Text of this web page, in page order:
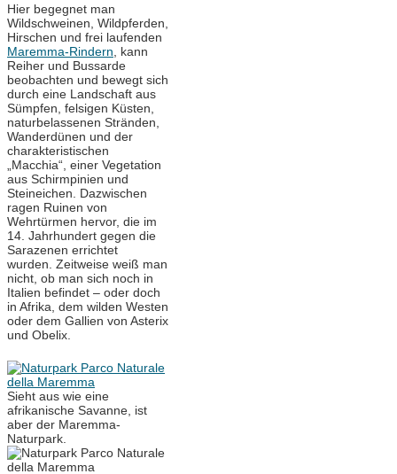
Hier begegnet man
Wildschweinen, Wildpferden,
Hirschen und frei laufenden
Maremma-Rindern , kann
Reiher und Bussarde
beobachten und bewegt sich
durch eine Landschaft aus
Sümpfen, felsigen Küsten,
naturbelassenen Stränden,
Wanderdünen und der
charakteristischen
„Macchia“, einer Vegetation
aus Schirmpinien und
Steineichen. Dazwischen
ragen Ruinen von
Wehrtürmen hervor, die im
14. Jahrhundert gegen die
Sarazenen errichtet
wurden. Zeitweise weiß man
nicht, ob man sich noch in
Italien befindet – oder doch
in Afrika, dem wilden Westen
oder dem Gallien von Asterix
und Obelix.
Sieht aus wie eine
afrikanische Savanne, ist
aber der Maremma-
Naturpark.